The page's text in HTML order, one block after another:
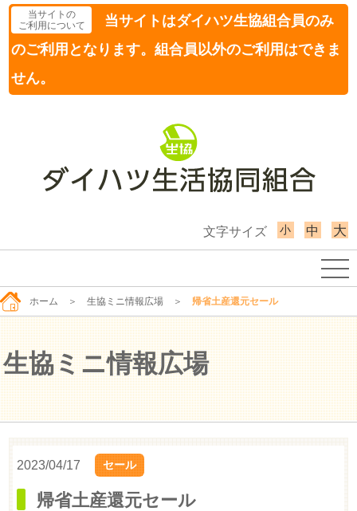
当サイトの
ご利用について
当サイトはダイハツ生協組合員のみ
のご利用となります。組合員以外のご利用はできま
せん。
文字サイズ 小 中 大
ホーム ＞ 生協ミニ情報広場 ＞ 帰省土産還元セール
生協ミニ情報広場
2023/04/17 セール
帰省土産還元セール